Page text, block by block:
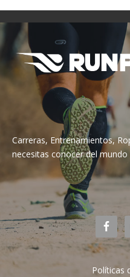
Carreras, Entrenamientos,
necesitas conocer del mundo
Políticas